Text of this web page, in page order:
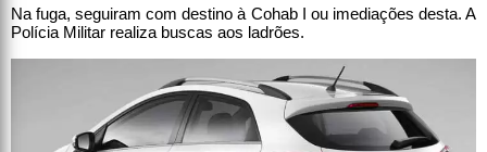
Na fuga, seguiram com destino à Cohab I ou imediações desta. A
Polícia Militar realiza buscas aos ladrões.